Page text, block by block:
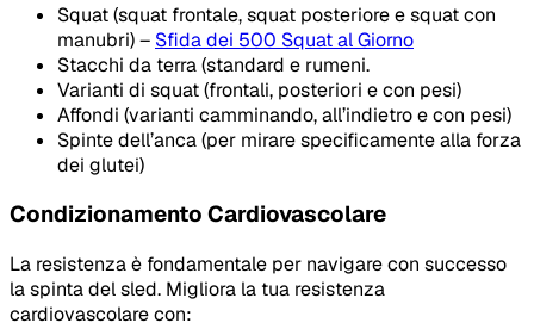
Squat (squat frontale, squat posteriore e squat con
manubri) – Sfida dei 500 Squat al Giorno
Stacchi da terra (standard e rumeni.
Varianti di squat (frontali, posteriori e con pesi)
Affondi (varianti camminando, all’indietro e con pesi)
Spinte dell’anca (per mirare specificamente alla forza
dei glutei)
Condizionamento Cardiovascolare
La resistenza è fondamentale per navigare con successo
la spinta del sled. Migliora la tua resistenza
cardiovascolare con: